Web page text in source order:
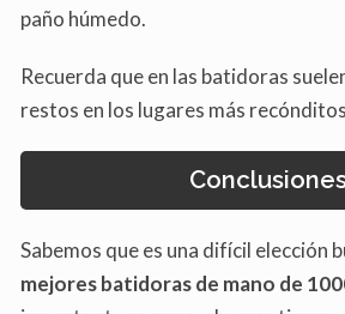
paño húmedo.
Recuerda que en las batidoras
restos en los lugares más
Sabemos que es una difícil elección
mejores batidoras de mano de